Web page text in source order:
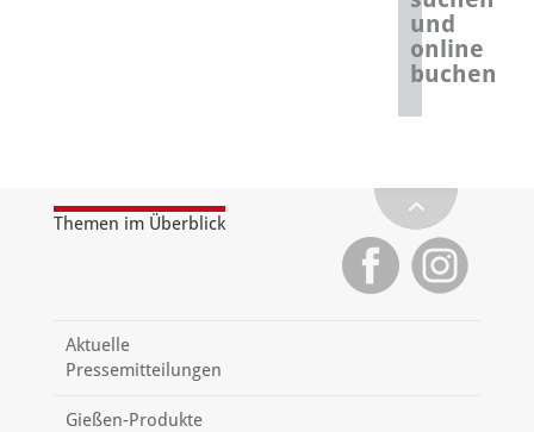
und
online
buchen
Themen im Überblick
Aktuelle
Pressemitteilungen
Gießen-Produkte